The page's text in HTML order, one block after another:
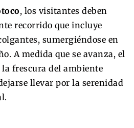
, los visitantes deben
recorrido que incluye
sumergiéndose en
A medida que se avanza, el
frescura del ambiente
llevar por la serenidad